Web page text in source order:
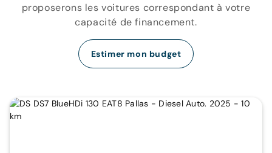
proposerons les voitures correspondant à votre
capacité de financement.
Estimer mon budget